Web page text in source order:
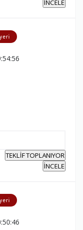
İNCELE
TEKLİF TOPLANIYOR
İNCELE